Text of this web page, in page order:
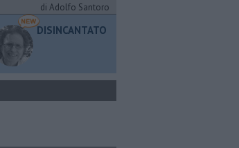
di Adolfo Santoro
DISINCANTATO